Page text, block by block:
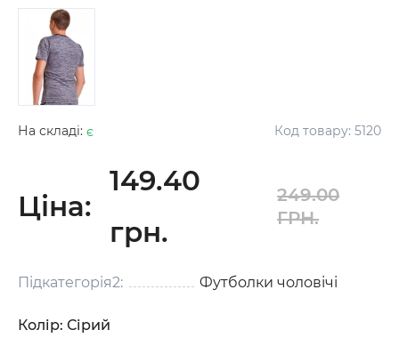
На складі: є Код товару: 5120
Ціна:
149.40
грн.
249.00
ГРН.
Підкатегорія2: Футболки чоловічі
Колір: Сірий